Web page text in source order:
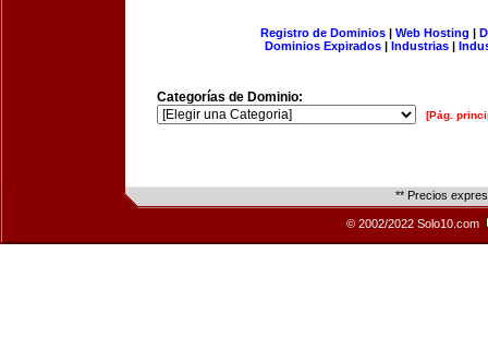
Registro de Dominios| Web Hosting |
Dominios Expirados | Industrias |
Categorías de Dominio:
[Pág.
** Precios
© 2002/2022 Solo10.com